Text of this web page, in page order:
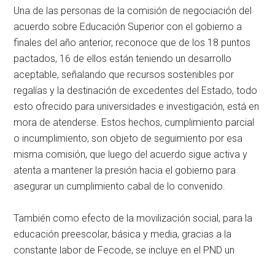
Una de las personas de la comisión de negociación del
acuerdo sobre Educación Superior con el gobierno a
finales del año anterior, reconoce que de los 18 puntos
pactados, 16 de ellos están teniendo un desarrollo
aceptable, señalando que recursos sostenibles por
regalías y la destinación de excedentes del Estado, todo
esto ofrecido para universidades e investigación, está en
mora de atenderse. Estos hechos, cumplimiento parcial
o incumplimiento, son objeto de seguimiento por esa
misma comisión, que luego del acuerdo sigue activa y
atenta a mantener la presión hacia el gobierno para
asegurar un cumplimiento cabal de lo convenido.
También como efecto de la movilización social, para la
educación preescolar, básica y media, gracias a la
constante labor de Fecode, se incluye en el PND un